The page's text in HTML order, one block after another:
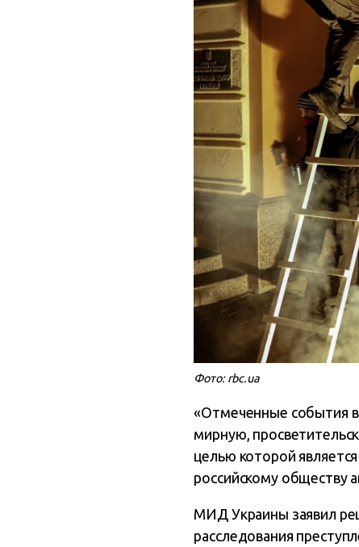
Фото: rbc.ua
«Отмеченные события
мирную,
целью которой
российскому обществу
МИД Украины заявил
расследования